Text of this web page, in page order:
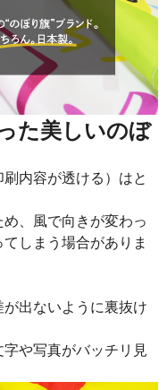
20218
21091
22825
24543
25396
26245
28768
た美しいのぼ
内容が透ける）はと
、風で向きが変わっ
しまう場合がありま
出ないように裏抜け
や写真がバッチリ見